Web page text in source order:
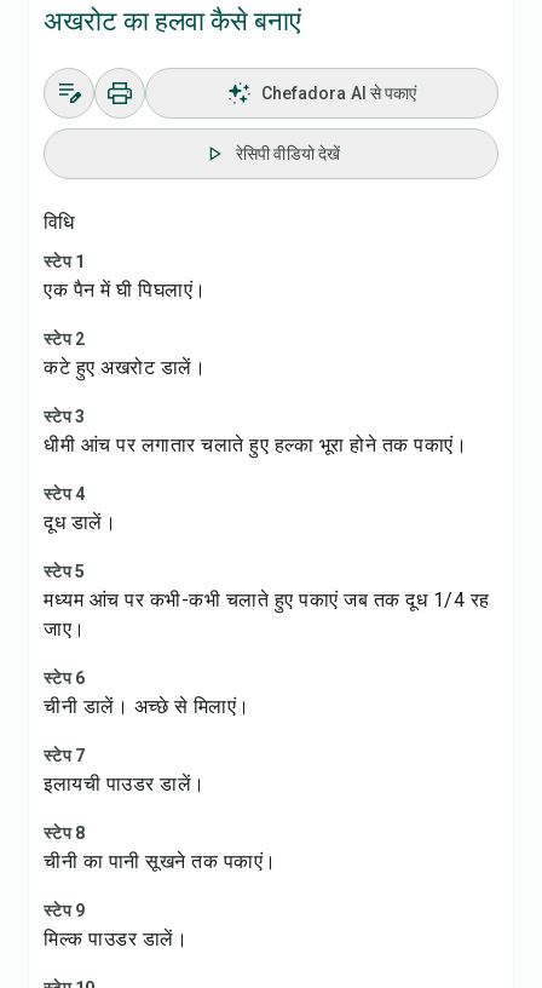
अखरोट का हलवा कैसे बनाएं
Chefadora AI से पकाएं
रेसिपी वीडियो देखें
विधि
स्टेप 1
एक पैन में घी पिघलाएं।
स्टेप 2
कटे हुए अखरोट डालें।
स्टेप 3
धीमी आंच पर लगातार चलाते हुए हल्का भूरा होने तक पकाएं।
स्टेप 4
दूध डालें।
स्टेप 5
मध्यम आंच पर कभी-कभी चलाते हुए पकाएं जब तक दूध 1/4 रह
जाए।
स्टेप 6
चीनी डालें। अच्छे से मिलाएं।
स्टेप 7
इलायची पाउडर डालें।
स्टेप 8
चीनी का पानी सूखने तक पकाएं।
स्टेप 9
मिल्क पाउडर डालें।